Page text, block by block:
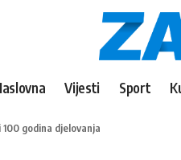
Vijesti Sport
godina djelovanja